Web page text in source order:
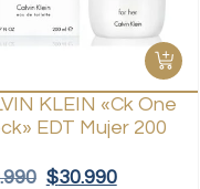
KLEIN «Ck One
EDT Mujer 200
$30.990